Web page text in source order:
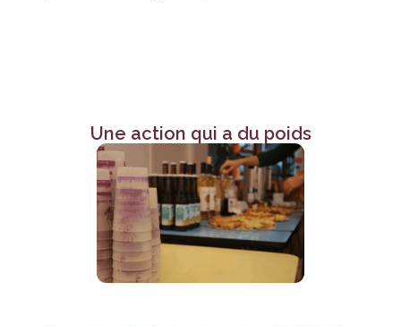
Une action qui a du poids